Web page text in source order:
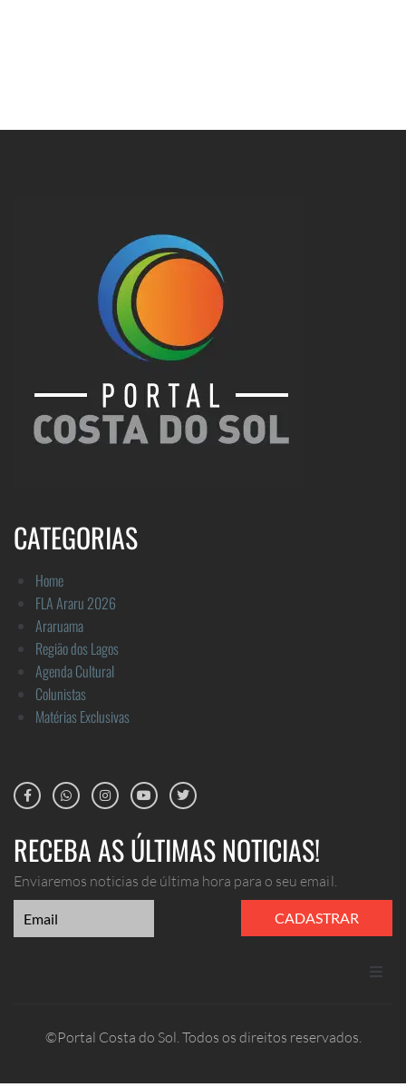
CATEGORIAS
Home
FLA Araru 2026
Araruama
Região dos Lagos
Agenda Cultural
Colunistas
Matérias Exclusivas
RECEBA AS ÚLTIMAS NOTICIAS!
Enviaremos noticias de última hora para o seu email.
CADASTRAR
©Portal Costa do Sol. Todos os direitos reservados.